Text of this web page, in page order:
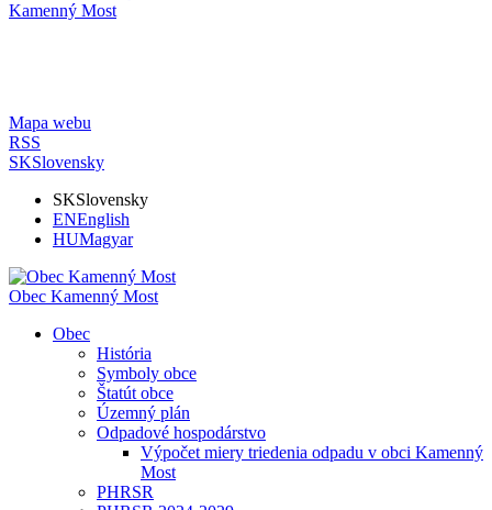
Kamenný Most
Mapa webu
RSS
SKSlovensky
SKSlovensky
ENEnglish
HUMagyar
Obec Kamenný Most
Obec
História
Symboly obce
Štatút obce
Územný plán
Odpadové hospodárstvo
Výpočet miery triedenia odpadu v obci Kamenný
Most
PHRSR